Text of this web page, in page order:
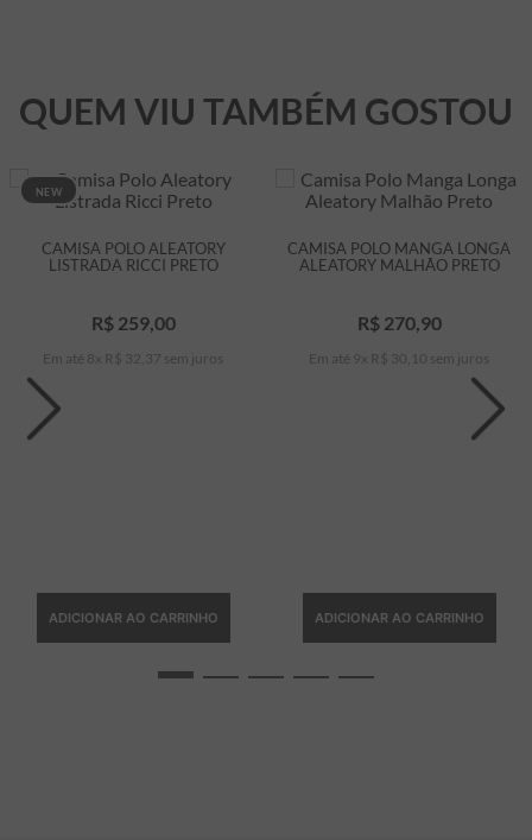
QUEM VIU TAMBÉM GOSTOU
NEW
CAMISA POLO ALEATORY
LISTRADA RICCI PRETO
R$ 259,00
Em até 8 x R$ 32 37 sem juros
ADICIONAR AO CARRINHO
CAMISA POLO MANGA LONGA
ALEATORY MALHÃO PRETO
R$ 270,90
Em até 9 x R$ 30 10 sem juros
ADICIONAR AO CARRINHO